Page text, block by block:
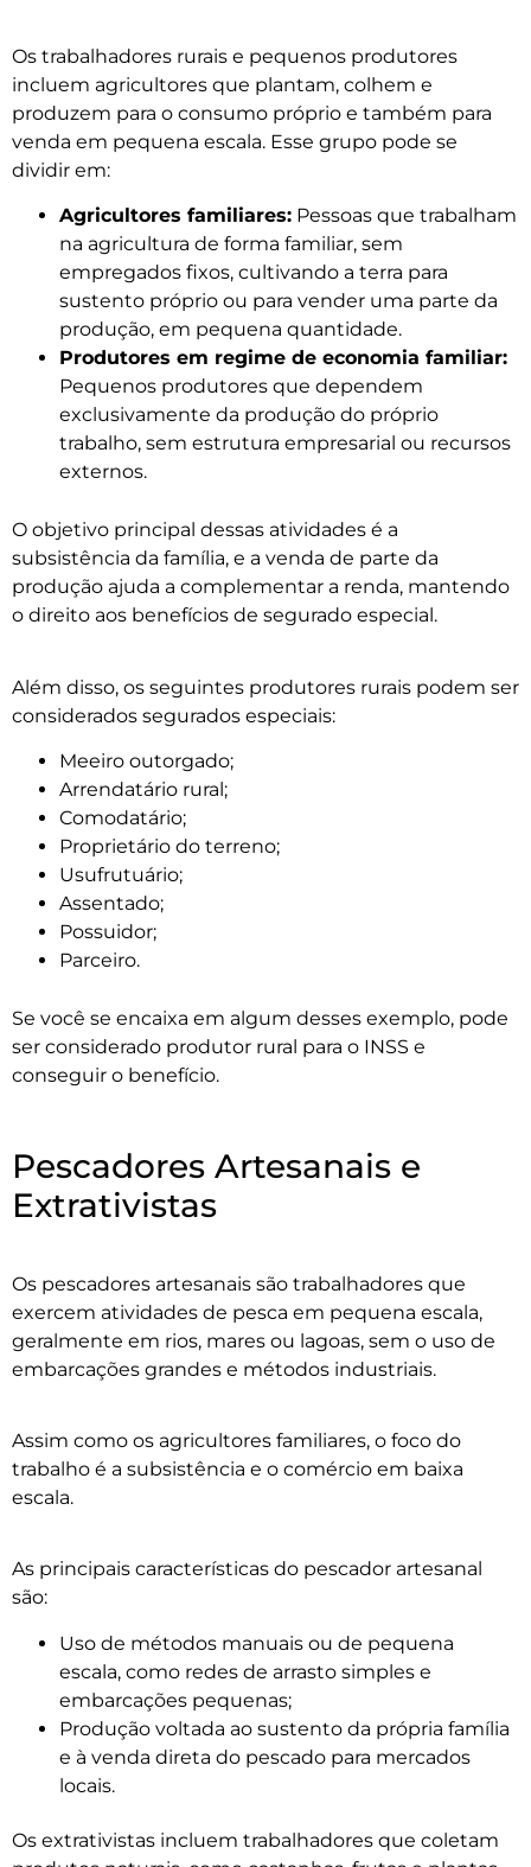
Os trabalhadores rurais e pequenos produtores
incluem agricultores que plantam, colhem e
produzem para o consumo próprio e também para
venda em pequena escala. Esse grupo pode se
dividir em:
Agricultores familiares: Pessoas que trabalham
na agricultura de forma familiar, sem
empregados fixos, cultivando a terra para
sustento próprio ou para vender uma parte da
produção, em pequena quantidade.
Produtores em regime de economia familiar:
Pequenos produtores que dependem
exclusivamente da produção do próprio
trabalho, sem estrutura empresarial ou recursos
externos.
O objetivo principal dessas atividades é a
subsistência da família, e a venda de parte da
produção ajuda a complementar a renda, mantendo
o direito aos benefícios de segurado especial.
Além disso, os seguintes produtores rurais podem ser
considerados segurados especiais:
Meeiro outorgado;
Arrendatário rural;
Comodatário;
Proprietário do terreno;
Usufrutuário;
Assentado;
Possuidor;
Parceiro.
Se você se encaixa em algum desses exemplo, pode
ser considerado produtor rural para o INSS e
conseguir o benefício.
Pescadores Artesanais e
Extrativistas
Os pescadores artesanais são trabalhadores que
exercem atividades de pesca em pequena escala,
geralmente em rios, mares ou lagoas, sem o uso de
embarcações grandes e métodos industriais.
Assim como os agricultores familiares, o foco do
trabalho é a subsistência e o comércio em baixa
escala.
As principais características do pescador artesanal
são:
Uso de métodos manuais ou de pequena
escala, como redes de arrasto simples e
embarcações pequenas;
Produção voltada ao sustento da própria família
e à venda direta do pescado para mercados
locais.
Os extrativistas incluem trabalhadores que coletam